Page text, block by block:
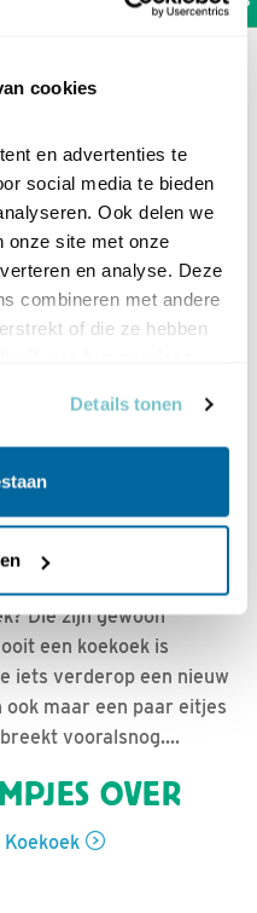
cookies
en advertenties te
social media te bieden
Ook delen we
onze site met onze
en analyse. Deze
combineren met andere
of die ze hebben
Details tonen
Die zijn gewoon
een koekoek is
iets verderop een nieuw
maar een paar eitjes
vooralsnog....
OVER
Koekoek